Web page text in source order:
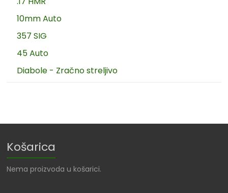
10mm Auto
357 SIG
45 Auto
Diabole - Zračno streljivo
Košarica
Nema proizvoda u košarici.